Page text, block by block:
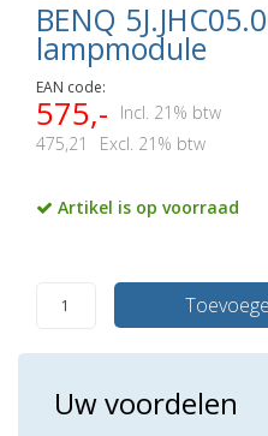
BENQ
lampmodule
EAN code:
575,-
Incl. 21% btw
475,21
Excl. 21% btw
Artikel is op voorraad
Uw voordelen